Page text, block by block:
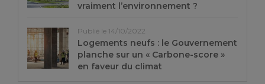
vraiment l’environnement ?
Publié le 14/10/2022
Logements neufs : le Gouvernement
planche sur un « Carbone-score »
en faveur du climat